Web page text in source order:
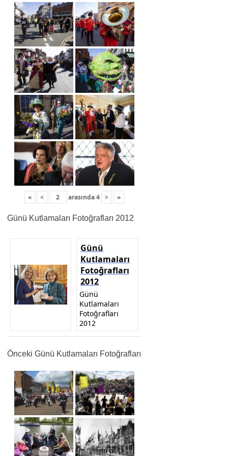
« < arasında4 > »
Günü Kutlamaları Fotoğrafları 2012
Günü
Kutlamaları
Fotoğrafları
2012
Günü
Kutlamaları
Fotoğrafları
2012
Önceki Günü Kutlamaları Fotoğrafları